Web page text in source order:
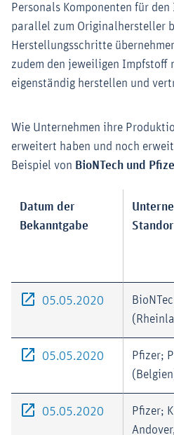
Personals Komponenten für
parallel zum Originalhersteller
Herstellungsschritte
zudem den jeweiligen Impfstoff
eigenständig herstellen und
Wie Unternehmen ihre
erweitert haben und noch
Beispiel von BioNTech und
Datum der
Bekanntgabe
05.05.2020 Externer-
05.05.2020 Externer-
Pfizer;
05.05.2020 Externer-
Pfizer;
Andover,